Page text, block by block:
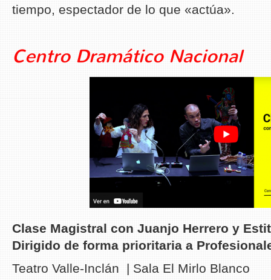
tiempo, espectador de lo que «actúa».
Centro Dramático Nacional
Clase Magistral con Juanjo Herrero y
Dirigido de forma prioritaria a
Teatro Valle-Inclán | Sala El Mirlo Blanco